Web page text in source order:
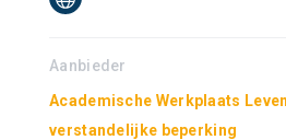
Aanbieder
Academische Werkplaats
verstandelijke beperking